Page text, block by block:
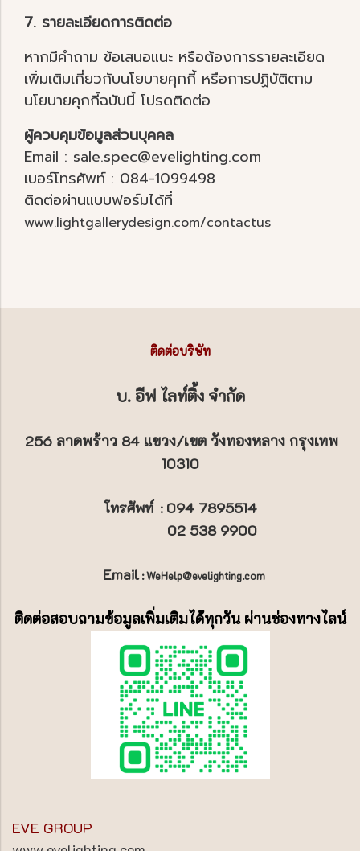
7. รายละเอียดการติดต่อ
หากมีคำถาม ข้อเสนอแนะ หรือต้องการรายละเอียด
เพิ่มเติมเกี่ยวกับนโยบายคุกกี้ หรือการปฏิบัติตาม
นโยบายคุกกี้ฉบับนี้ โปรดติดต่อ
ผู้ควบคุมข้อมูลส่วนบุคคล
Email : sale.spec@evelighting.com
เบอร์โทรศัพท์ : 084-1099498
ติดต่อผ่านแบบฟอร์มได้ที่
www.lightgallerydesign.com/contactus
ติดต่อบริษัท
บ. อีฟ ไลท์ติ้ง จำกัด
256 ลาดพร้าว 84 แขวง/เขต วังทองหลาง กรุงเทพ
10310
โทรศัพท์: 094 7895514
02 538 9900
Email: WeHelp@evelighting.com
ติดต่อสอบถามข้อมูลเพิ่มเติมได้ทุกวัน ผ่านช่องทางไลน์
EVE GROUP